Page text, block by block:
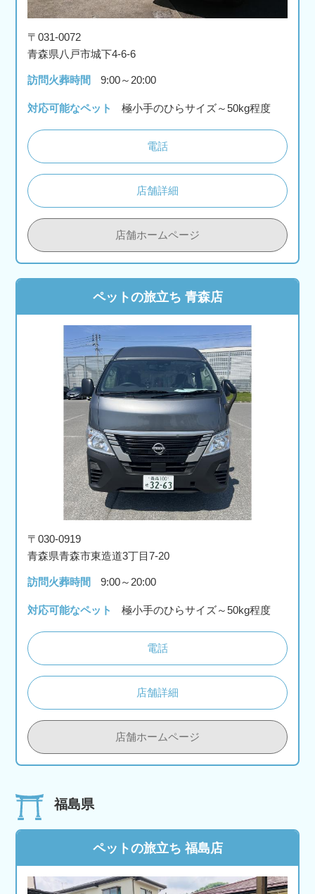
〒031-0072
青森県八戸市城下4-6-6
訪問火葬時間 9:00～20:00
対応可能なペット 極小手のひらサイズ～50kg程度
電話
店舗詳細
店舗ホームページ
ペットの旅立ち 青森店
〒030-0919
青森県青森市東造道3丁目7-20
訪問火葬時間 9:00～20:00
対応可能なペット 極小手のひらサイズ～50kg程度
電話
店舗詳細
店舗ホームページ
福島県
ペットの旅立ち 福島店